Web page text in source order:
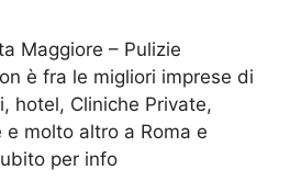
Maggiore – Pulizie
è fra le migliori imprese di
hotel, Cliniche Private,
molto altro a Roma e
per info